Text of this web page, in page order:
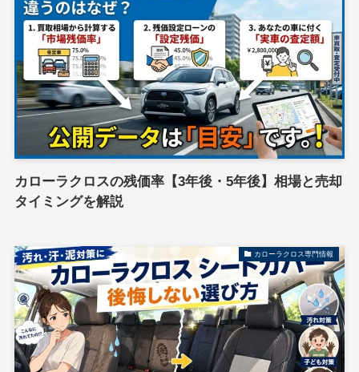
カローラクロスの残価率【3年後・5年後】相場と売却
タイミングを解説
カローラクロス専門情報